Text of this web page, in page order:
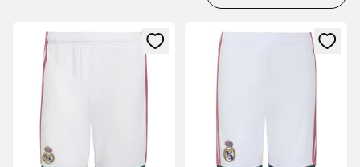
Otvorí modál na prihlásenie alebo registráciu ako člen
Otvorí modál na prihlásenie